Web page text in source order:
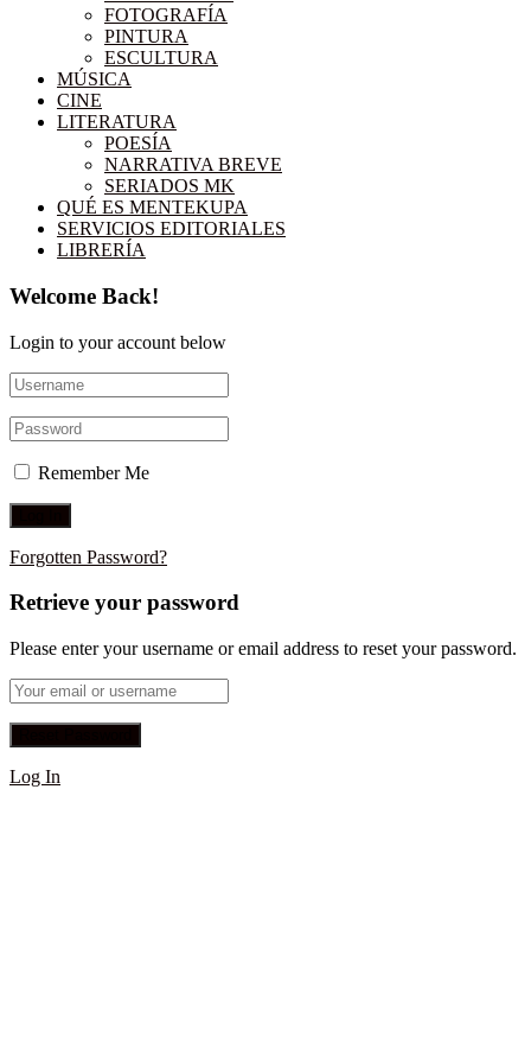
FOTOGRAFÍA
PINTURA
ESCULTURA
MÚSICA
CINE
LITERATURA
POESÍA
NARRATIVA BREVE
SERIADOS MK
QUÉ ES MENTEKUPA
SERVICIOS EDITORIALES
LIBRERÍA
Welcome Back!
Login to your account below
Remember Me
Forgotten Password?
Retrieve your password
Please enter your username or email address to reset your password.
Log In